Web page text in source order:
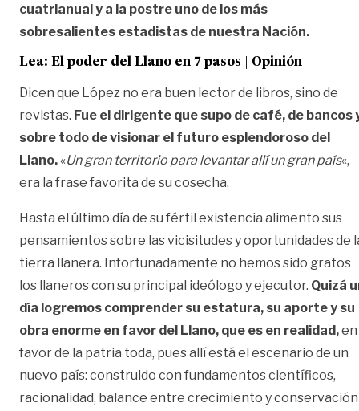
cuatrianual y a la postre uno de los más
sobresalientes estadistas de nuestra Nación.
Lea: El poder del Llano en 7 pasos | Opinión
Dicen que López no era buen lector de libros, sino de
revistas. Fue el dirigente que supo de café, de bancos
sobre todo de visionar el futuro esplendoroso del
Llano.«Un gran territorio para levantar allí un gran país«,
era la frase favorita de su cosecha.
Hasta el último día de su fértil existencia alimento sus
pensamientos sobre las vicisitudes y oportunidades de
tierra llanera. Infortunadamente no hemos sido gratos
los llaneros con su principal ideólogo y ejecutor. Quizá
día logremos comprender su estatura, su aporte y su
obra enorme en favor del Llano, que es en realidad,en
favor de la patria toda, pues allí está el escenario de un
nuevo país: construido con fundamentos científicos,
racionalidad, balance entre crecimiento y conservación